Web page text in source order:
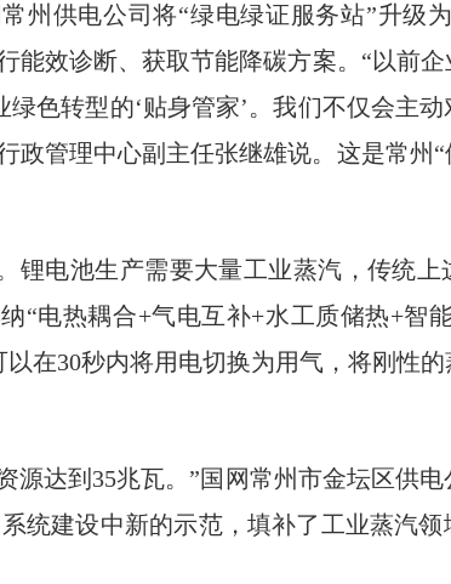
州供电公司将“绿电绿证服务站”升级
能效诊断、获取节能降碳方案。“以前
色转型的‘贴身管家’。我们不仅会主
管理中心副主任张继雄说。这是常州“
锂电池生产需要大量工业蒸汽，传统上
“电热耦合+气电互补+水工质储热+智
在30秒内将用电切换为用气，将刚性
源达到35兆瓦。”国网常州市金坛区供
统建设中新的示范，填补了工业蒸汽